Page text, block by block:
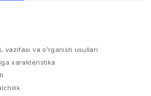
vazifasi va o’rganish usullari
xarakteristika